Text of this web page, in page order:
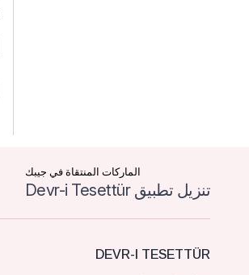
الماركات المنتقاة في جيبك
تنزيل تطبيق Devr-i Tesettür
DEVR-I TESETTÜR